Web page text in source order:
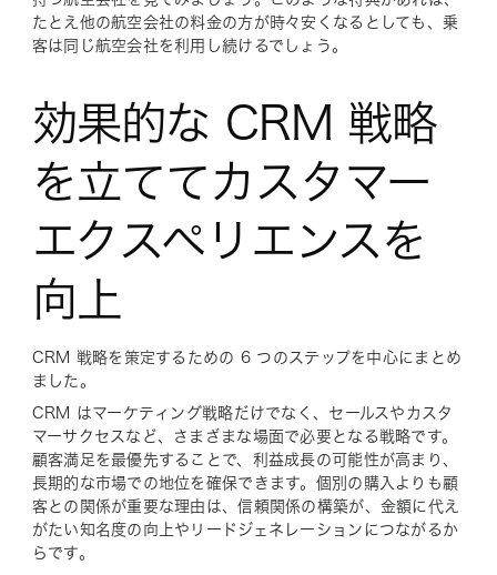
たとえ他の航空会社の料金の方が時々安くなるとしても、乗
客は同じ航空会社を利用し続けるでしょう。
効果的な CRM 戦略
を立ててカスタマー
エクスペリエンスを
向上
CRM 戦略を策定するための 6 つのステップを中心にまとめ
ました。
CRM はマーケティング戦略だけでなく、セールスやカスタ
マーサクセスなど、さまざまな場面で必要となる戦略です。
顧客満足を最優先することで、利益成長の可能性が高まり、
長期的な市場での地位を確保できます。個別の購入よりも顧
客との関係が重要な理由は、信頼関係の構築が、金額に代え
がたい知名度の向上やリードジェネレーションにつながるか
らです。